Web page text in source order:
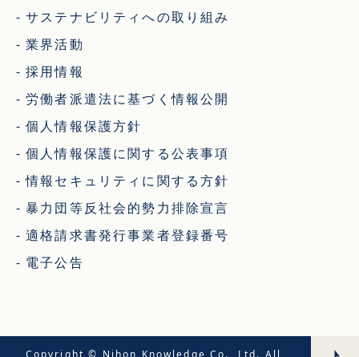
サステナビリティへの取り組み
業界活動
採用情報
労働者派遣法に基づく情報公開
個人情報保護方針
個人情報保護に関する公表事項
情報セキュリティに関する方針
暴力団等反社会的勢力排除宣言
適格請求書発行事業者登録番号
電子公告